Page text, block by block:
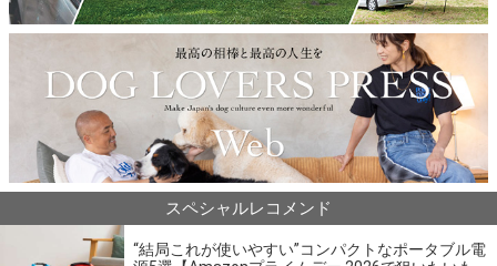
スペシャルレコメンド
“結局これが使いやすい”コンパクトなポータブル電